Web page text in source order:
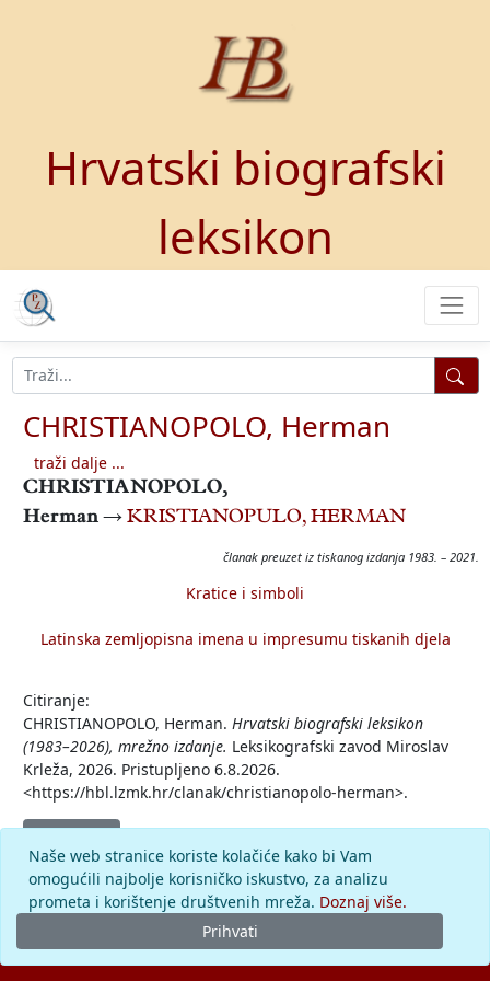
Hrvatski biografski
leksikon
CHRISTIANOPOLO, Herman
traži dalje ...
CHRISTIANOPOLO,
Herman → KRISTIANOPULO, HERMAN
članak preuzet iz tiskanog izdanja 1983. – 2021.
Kratice i simboli
Latinska zemljopisna imena u impresumu tiskanih djela
Citiranje:
CHRISTIANOPOLO, Herman. Hrvatski biografski leksikon
(1983–2026), mrežno izdanje. Leksikografski zavod Miroslav
Krleža, 2026. Pristupljeno 6.8.2026.
<https://hbl.lzmk.hr/clanak/christianopolo-herman>.
Naše web stranice koriste kolačiće kako bi Vam
omogućili najbolje korisničko iskustvo, za analizu
prometa i korištenje društvenih mreža. Doznaj više.
Prihvati
© 2026.Leksikografski zavodMiroslav Krleža